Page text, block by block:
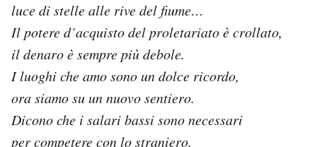
luce di stelle alle rive del fiume…
Il potere d’acquisto del proletariato è crollato,
il denaro è sempre più debole.
I luoghi che amo sono un dolce ricordo,
ora siamo su un nuovo sentiero.
Dicono che i salari bassi sono necessari
per competere con lo straniero.